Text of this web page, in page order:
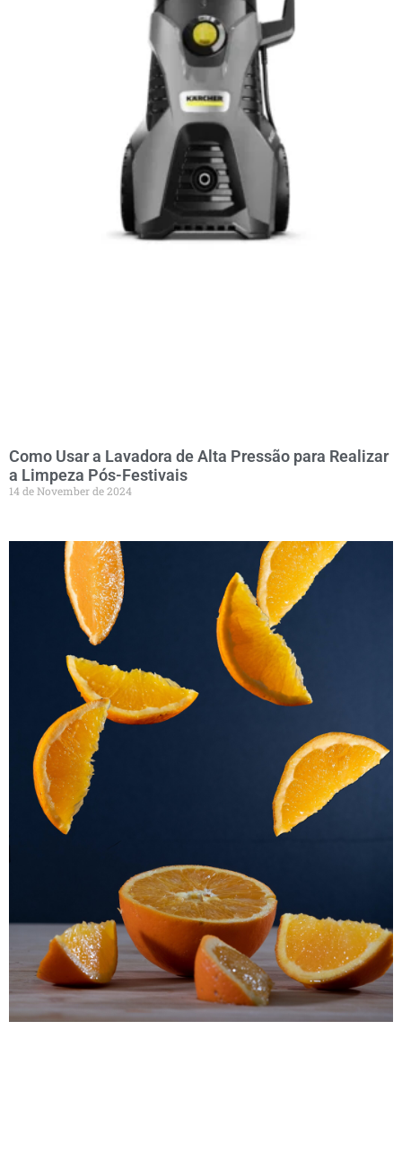
Como Usar a Lavadora de Alta Pressão para Realizar
a Limpeza Pós-Festivais
14 de November de 2024